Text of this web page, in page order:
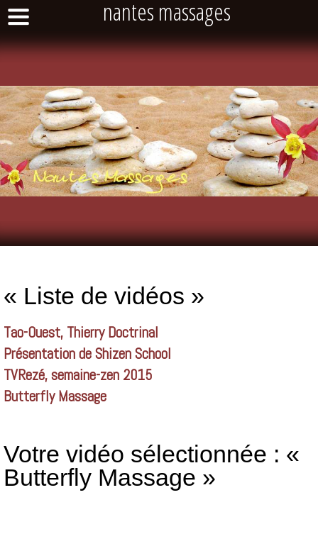
nantes massages
« Liste de vidéos »
Tao-Ouest, Thierry Doctrinal
Présentation de Shizen School
TVRezé, semaine-zen 2015
Butterfly Massage
Votre vidéo sélectionnée : «
Butterfly Massage »